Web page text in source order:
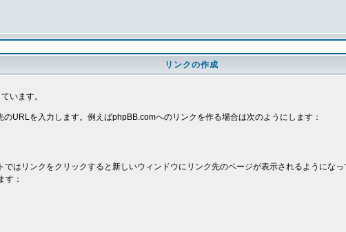
リンクの作成
います。
URLを入力します。例えばphpBB.comへのリンクを作る場合は次のようにします：
ではリンクをクリックすると新しいウィンドウにリンク先のページが表示されるようになっ
す：